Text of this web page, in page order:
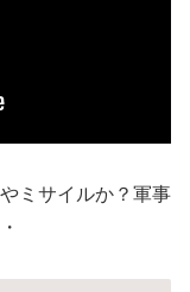
ミサイルか？軍事